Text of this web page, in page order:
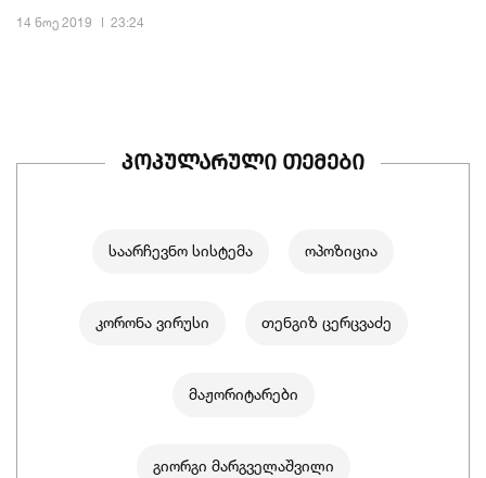
14 ნოე 2019 23:24
პოპულარული თემები
საარჩევნო სისტემა ოპოზიცია
კორონა ვირუსი თენგიზ ცერცვაძე
მაჟორიტარები
გიორგი მარგველაშვილი